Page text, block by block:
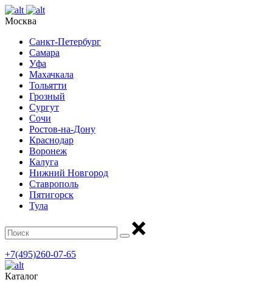
Москва
Санкт-Петербург
Самара
Уфа
Махачкала
Тольятти
Грозный
Сургут
Сочи
Ростов-на-Дону
Краснодар
Воронеж
Калуга
Нижний Новгород
Ставрополь
Пятигорск
Тула
+7(495)260-07-65
Каталог